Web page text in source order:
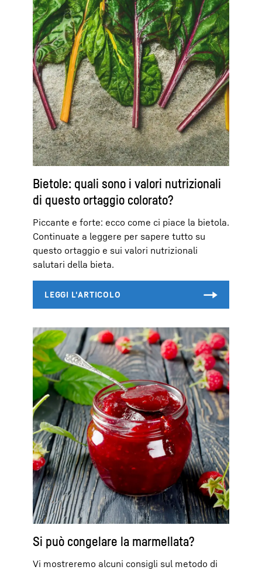
Bietole: quali sono i valori nutrizionali
di questo ortaggio colorato?
Piccante e forte: ecco come ci piace la bietola.
Continuate a leggere per sapere tutto su
questo ortaggio e sui valori nutrizionali
salutari della bieta.
Si può congelare la marmellata?
Vi mostreremo alcuni consigli sul metodo di